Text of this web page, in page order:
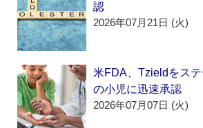
認
2026年07月21日 (火)
米FDA、Tzieldをス
の小児に迅速承認
2026年07月07日 (火)